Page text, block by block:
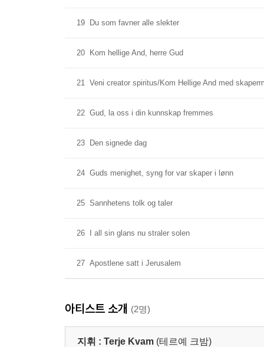
19 Du som favner alle slekter
20 Kom hellige And, herre Gud
21 Veni creator spiritus/Kom Hellige And med
22 Gud, la oss i din kunnskap fremmes
23 Den signede dag
24 Guds menighet, syng for var skaper i lønn
25 Sannhetens tolk og taler
26 I all sin glans nu straler solen
27 Apostlene satt i Jerusalem
아티스트 소개 (2명)
지휘 : Terje Kvam (테르예 크밤)